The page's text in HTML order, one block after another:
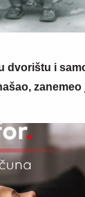
dvorištu i
zanemeo